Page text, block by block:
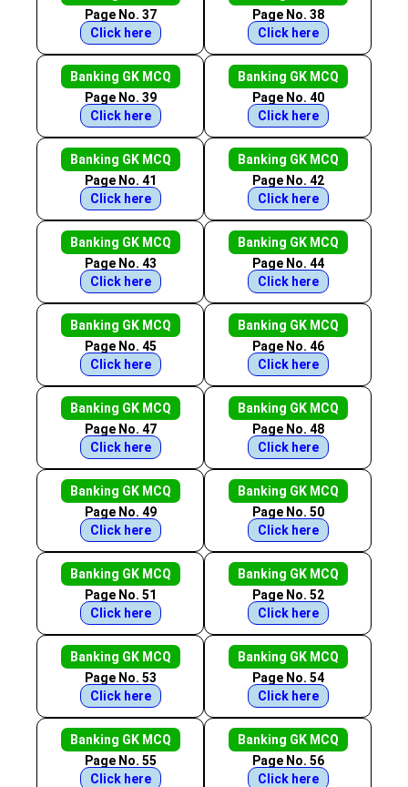
Page No. 37
Click here
Page No. 38
Click here
Banking GK MCQ
Page No. 39
Click here
Banking GK MCQ
Page No. 40
Click here
Banking GK MCQ
Page No. 41
Click here
Banking GK MCQ
Page No. 42
Click here
Banking GK MCQ
Page No. 43
Click here
Banking GK MCQ
Page No. 44
Click here
Banking GK MCQ
Page No. 45
Click here
Banking GK MCQ
Page No. 46
Click here
Banking GK MCQ
Page No. 47
Click here
Banking GK MCQ
Page No. 48
Click here
Banking GK MCQ
Page No. 49
Click here
Banking GK MCQ
Page No. 50
Click here
Banking GK MCQ
Page No. 51
Click here
Banking GK MCQ
Page No. 52
Click here
Banking GK MCQ
Page No. 53
Click here
Banking GK MCQ
Page No. 54
Click here
Banking GK MCQ
Page No. 55
Click here
Banking GK MCQ
Page No. 56
Click here